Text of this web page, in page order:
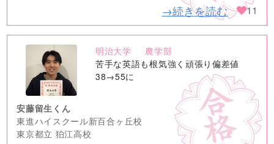
→続きを読む 11
no
image
明治大学
農学部
苦手な英語も根気強く頑張り偏差値
38→55に
安藤留生くん
東進ハイスクール新百合ヶ丘校
東京都立 狛江高校